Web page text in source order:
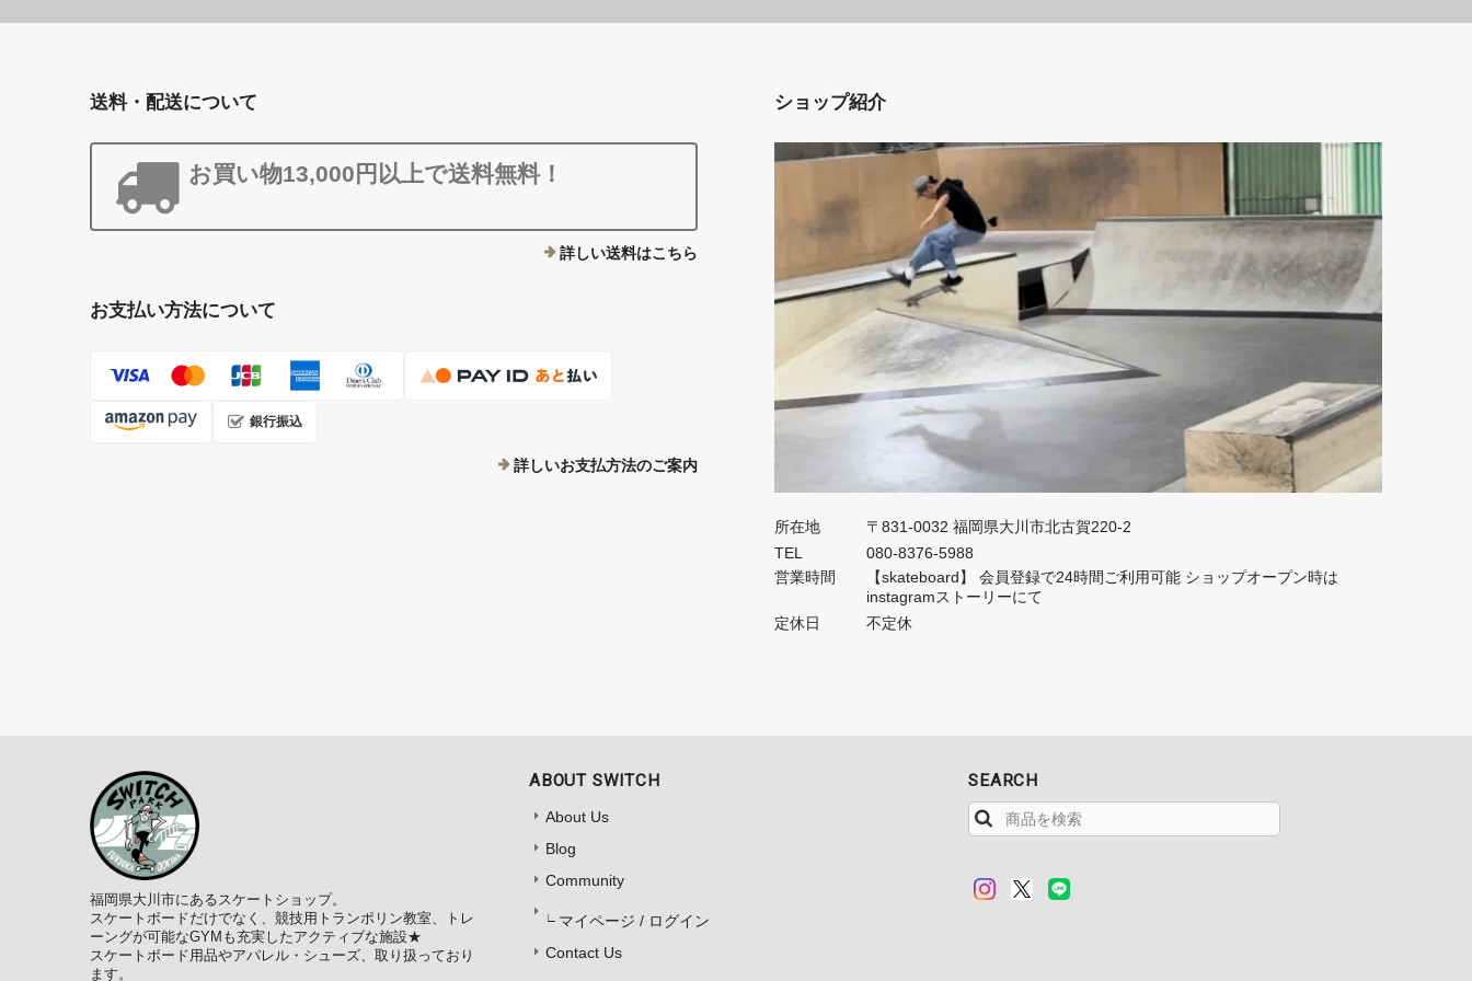
送料・配送について
お買い物13,000円以上で送料無料！
詳しい送料はこちら
お支払い方法について
銀行振込
詳しいお支払方法のご案内
ショップ紹介
所在地
〒831-0032 福岡県大川市北古賀220-2
TEL
080-8376-5988
営業時間
【skateboard】 会員登録で24時間ご利用可能 ショップオープン時は
instagramストーリーにて
定休日
不定休
福岡県大川市にあるスケートショップ。
スケートボードだけでなく、競技用トランポリン教室、トレ
ーングが可能なGYMも充実したアクティブな施設★
スケートボード用品やアパレル・シューズ、取り扱っており
ます。
ABOUT SWITCH
About Us
Blog
Community
マイページ / ログイン
Contact Us
SEARCH